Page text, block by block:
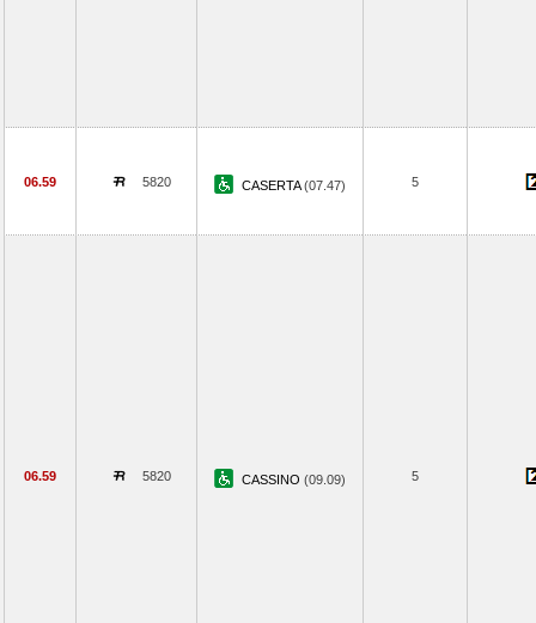
06.59 5820 CASERTA(07.47) 5
06.59 5820 CASSINO (09.09) 5